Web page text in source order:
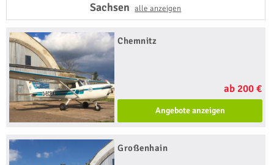
Sachsenalle anzeigen
Chemnitz
ab 200 €
Angebote anzeigen
Großenhain